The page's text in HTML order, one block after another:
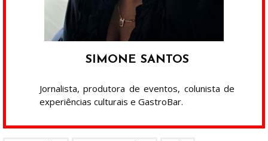
SIMONE SANTOS
Jornalista, produtora de eventos, colunista de
experiências culturais e GastroBar.